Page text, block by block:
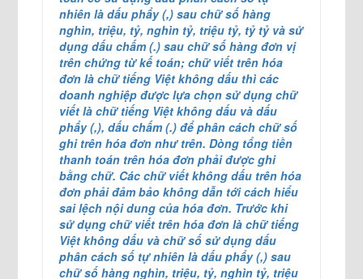
nhiên là dấu phẩy (,) sau chữ số hàng
nghìn, triệu, tỷ, nghìn tỷ, triệu tỷ, tỷ tỷ và sử
dụng dấu chấm (.) sau chữ số hàng đơn vị
trên chứng từ kế toán; chữ viết trên hóa
đơn là chữ tiếng Việt không dấu thì các
doanh nghiệp được lựa chọn sử dụng chữ
viết là chữ tiếng Việt không dấu và dấu
phẩy (,), dấu chấm (.) để phân cách chữ số
ghi trên hóa đơn như trên. Dòng tổng tiền
thanh toán trên hóa đơn phải được ghi
bằng chữ. Các chữ viết không dấu trên hóa
đơn phải đảm bảo không dẫn tới cách hiểu
sai lệch nội dung của hóa đơn. Trước khi
sử dụng chữ viết trên hóa đơn là chữ tiếng
Việt không dấu và chữ số sử dụng dấu
phân cách số tự nhiên là dấu phẩy (,) sau
chữ số hàng nghìn, triệu, tỷ, nghìn tỷ, triệu